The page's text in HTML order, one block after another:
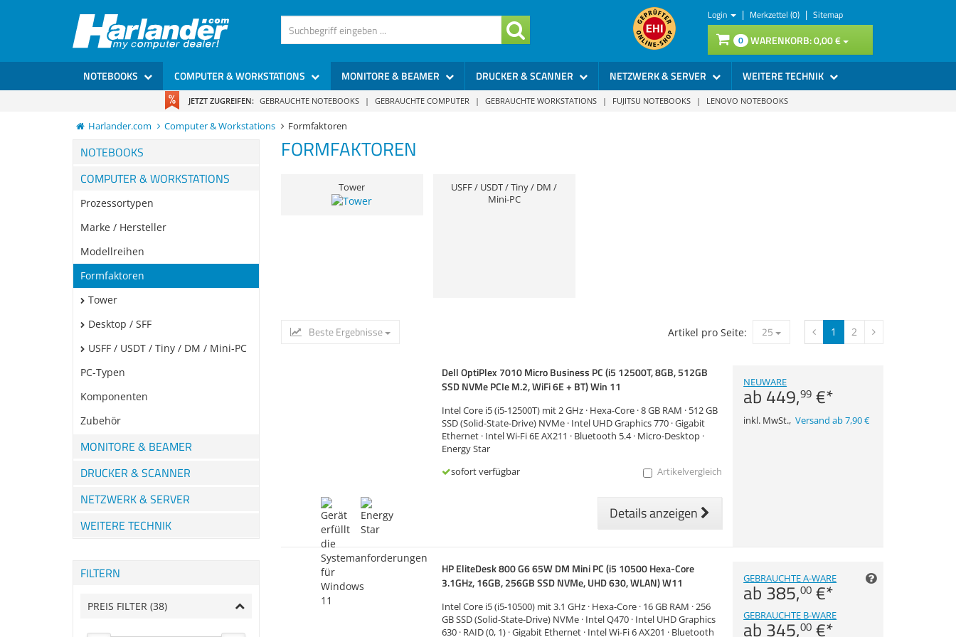
Login | Merkzettel (0) | Sitemap
0 WARENKORB:0,00€
NOTEBOOKS COMPUTER & WORKSTATIONS MONITORE & BEAMER DRUCKER & SCANNER NETZWERK & SERVER WEITERE TECHNIK
JETZT ZUGREIFEN: GEBRAUCHTE NOTEBOOKS | GEBRAUCHTE COMPUTER | GEBRAUCHTE WORKSTATIONS | FUJITSU NOTEBOOKS | LENOVO NOTEBOOKS
Harlander.com Computer & Workstations Formfaktoren
NOTEBOOKS
COMPUTER & WORKSTATIONS
Prozessortypen
Marke / Hersteller
Modellreihen
Formfaktoren
Tower
Desktop / SFF
USFF / USDT / Tiny / DM / Mini-PC
PC-Typen
Komponenten
Zubehör
MONITORE & BEAMER
DRUCKER & SCANNER
NETZWERK & SERVER
WEITERE TECHNIK
FILTERN
PREIS FILTER (38)
FORMFAKTOREN
Tower
USFF / USDT / Tiny / DM /
Mini-PC
Beste Ergebnisse 1 2
Artikel pro Seite: 25
Dell OptiPlex 7010 Micro Business PC (i5 12500T, 8GB, 512GB
SSD NVMe PCIe M.2, WiFi 6E + BT) Win 11
Intel Core i5 (i5-12500T) mit 2 GHz · Hexa-Core · 8 GB RAM · 512 GB
SSD (Solid-State-Drive) NVMe · Intel UHD Graphics 770 · Gigabit
Ethernet · Intel Wi-Fi 6E AX211 · Bluetooth 5.4 · Micro-Desktop ·
Energy Star
sofort verfügbar
Artikelvergleich
Details anzeigen
NEUWARE
ab 449,99 €*
inkl. MwSt.,Versand ab 7,90 €
HP EliteDesk 800 G6 65W DM Mini PC (i5 10500 Hexa-Core
3.1GHz, 16GB, 256GB SSD NVMe, UHD 630, WLAN) W11
Intel Core i5 (i5-10500) mit 3.1 GHz · Hexa-Core · 16 GB RAM · 256
GB SSD (Solid-State-Drive) NVMe · Intel Q470 · Intel UHD Graphics
630 · RAID (0, 1) · Gigabit Ethernet · Intel Wi-Fi 6 AX201 · Bluetooth
GEBRAUCHTE A-WARE
ab 385,00 €*
GEBRAUCHTE B-WARE
ab 345,00 €*